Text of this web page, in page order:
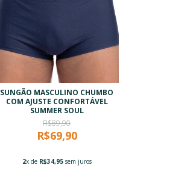
SUNGÃO MASCULINO CHUMBO
COM AJUSTE CONFORTÁVEL
SUMMER SOUL
R$89,90
R$69,90
2x de R$34,95sem juros